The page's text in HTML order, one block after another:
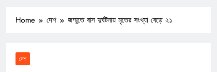
Home দেশ জম্মুতে বাস দুর্ঘটনায় মৃতের সংখ্যা বেড়ে ২১
দেশ